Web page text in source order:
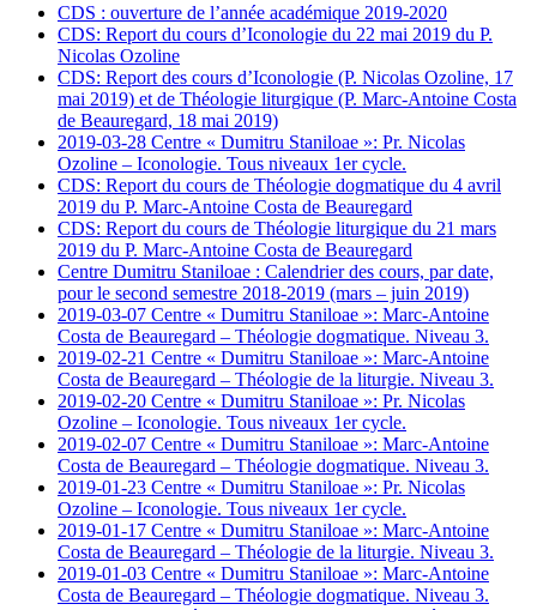
CDS : ouverture de l’année académique 2019-2020
CDS: Report du cours d’Iconologie du 22 mai 2019 du P.
Nicolas Ozoline
CDS: Report des cours d’Iconologie (P. Nicolas Ozoline, 17
mai 2019) et de Théologie liturgique (P. Marc-Antoine Costa
de Beauregard, 18 mai 2019)
2019-03-28 Centre « Dumitru Staniloae »: Pr. Nicolas
Ozoline – Iconologie. Tous niveaux 1er cycle.
CDS: Report du cours de Théologie dogmatique du 4 avril
2019 du P. Marc-Antoine Costa de Beauregard
CDS: Report du cours de Théologie liturgique du 21 mars
2019 du P. Marc-Antoine Costa de Beauregard
Centre Dumitru Staniloae : Calendrier des cours, par date,
pour le second semestre 2018-2019 (mars – juin 2019)
2019-03-07 Centre « Dumitru Staniloae »: Marc-Antoine
Costa de Beauregard – Théologie dogmatique. Niveau 3.
2019-02-21 Centre « Dumitru Staniloae »: Marc-Antoine
Costa de Beauregard – Théologie de la liturgie. Niveau 3.
2019-02-20 Centre « Dumitru Staniloae »: Pr. Nicolas
Ozoline – Iconologie. Tous niveaux 1er cycle.
2019-02-07 Centre « Dumitru Staniloae »: Marc-Antoine
Costa de Beauregard – Théologie dogmatique. Niveau 3.
2019-01-23 Centre « Dumitru Staniloae »: Pr. Nicolas
Ozoline – Iconologie. Tous niveaux 1er cycle.
2019-01-17 Centre « Dumitru Staniloae »: Marc-Antoine
Costa de Beauregard – Théologie de la liturgie. Niveau 3.
2019-01-03 Centre « Dumitru Staniloae »: Marc-Antoine
Costa de Beauregard – Théologie dogmatique. Niveau 3.